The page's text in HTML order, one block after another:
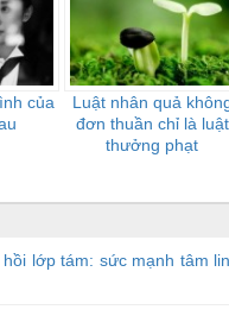
của
Luật nhân quả
đơn thuần chỉ là luật
thưởng phạt
lớp tám: sức mạnh tâm